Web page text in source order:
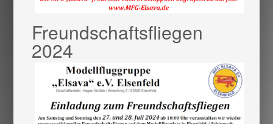
Freundschaftsfliegen
2024